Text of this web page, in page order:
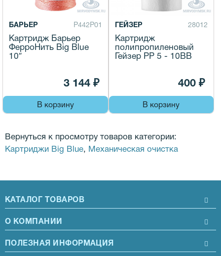
БАРЬЕР Р442Р01
Картридж Барьер
ФерроНить Big Blue
10″
3 144 ₽
В корзину
ГЕЙЗЕР 28012
Картридж
полипропиленовый
Гейзер PP 5 - 10BB
400 ₽
В корзину
Вернуться к просмотру товаров категории:
Картриджи Big Blue, Механическая очистка
КАТАЛОГ ТОВАРОВ
О КОМПАНИИ
ПОЛЕЗНАЯ ИНФОРМАЦИЯ